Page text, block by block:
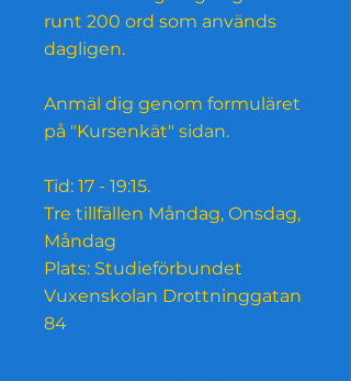
runt 200 ord som används
dagligen.
Anmäl dig genom formuläret
på "Kursenkät" sidan.
Tid: 17 - 19:15.
Tre tillfällen Måndag, Onsdag,
Måndag
Plats: Studieförbundet
Vuxenskolan Drottninggatan
84